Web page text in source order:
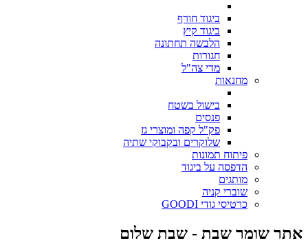
ביגוד חורף
ביגוד קיץ
הלבשה תחתונה
חגורות
מדי צה"ל
מחנאות
בישול בשטח
פנסים
פק"ל קפה ומוצרי גז
שלוקרים ובקבוקי שתיה
פיתוח תמונות
הדפסה על ביגוד
מותגים
שוברי קניה
כרטיסי גודי GOODI
אתר שומר שבת - שבת שלום